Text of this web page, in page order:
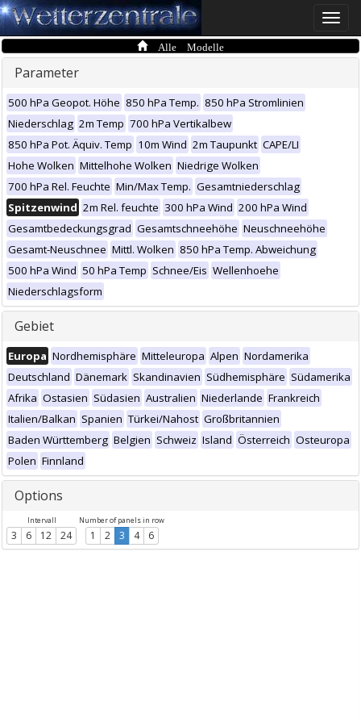
Toggle
Alle Modelle
Parameter
500 hPa Geopot. Höhe 850 hPa Temp. 850 hPa Stromlinien
Niederschlag 2m Temp 700 hPa Vertikalbew
850 hPa Pot. Äquiv. Temp 10m Wind 2m Taupunkt CAPE/LI
Hohe Wolken Mittelhohe Wolken Niedrige Wolken
700 hPa Rel. Feuchte Min/Max Temp. Gesamtniederschlag
Spitzenwind 2m Rel. feuchte 300 hPa Wind 200 hPa Wind
Gesamtbedeckungsgrad Gesamtschneehöhe Neuschneehöhe
Gesamt-Neuschnee Mittl. Wolken 850 hPa Temp. Abweichung
500 hPa Wind 50 hPa Temp Schnee/Eis Wellenhoehe
Niederschlagsform
Gebiet
Europa Nordhemisphäre Mitteleuropa Alpen Nordamerika
Deutschland Dänemark Skandinavien Südhemisphäre Südamerika
Afrika Ostasien Südasien Australien Niederlande Frankreich
Italien/Balkan Spanien Türkei/Nahost Großbritannien
Baden Württemberg Belgien Schweiz Island Österreich Osteuropa
Polen Finnland
Options
Intervall
3 6 12 24
Number of panels in row
1 2 3 4 6